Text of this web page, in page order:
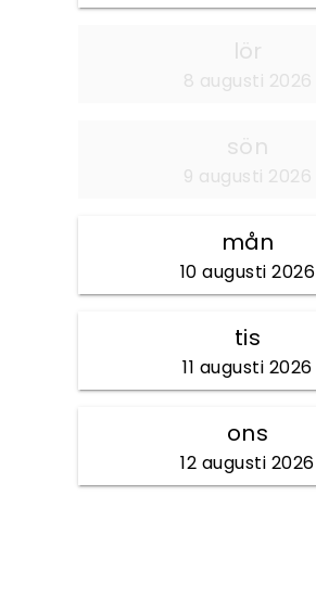
lör
8 augusti 2026
sön
9 augusti 2026
mån
10 augusti 2026
tis
11 augusti 2026
ons
12 augusti 2026